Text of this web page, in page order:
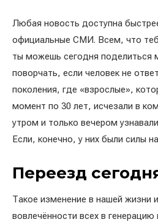
Любая новость доступна
официальные СМИ. Всем, что
ты можешь сегодня поделиться
поворчать, если человек не
поколения, где «взрослые»,
момент по 30 лет, исчезали в
утром и только вечером
Если, конечно, у них были силы
Переезд
Такое изменение в нашей жизни
вовлечённости всех в